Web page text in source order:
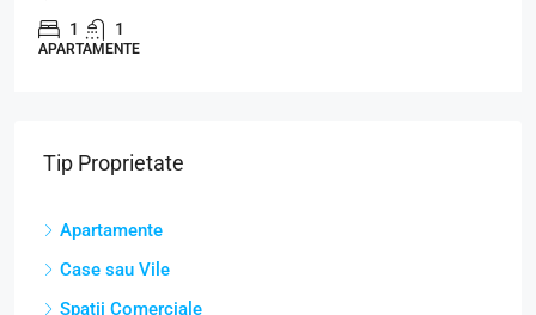
1 1
APARTAMENTE
Tip Proprietate
Apartamente
Case sau Vile
Spatii Comerciale